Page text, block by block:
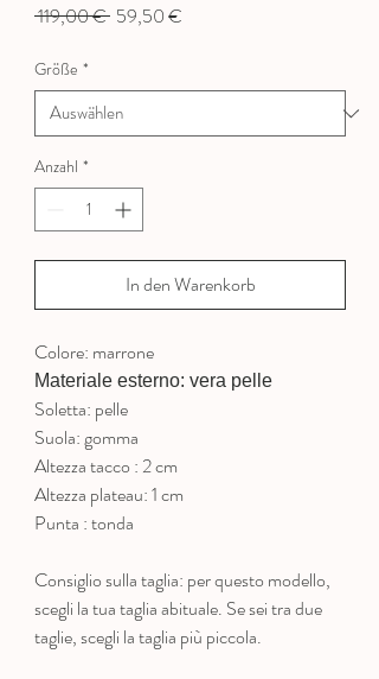
119,00 € Standardpreis
59,50 €
Größe *
Anzahl *
In den Warenkorb
Colore: marrone
Materiale esterno: vera pelle
Soletta: pelle
Suola: gomma
Altezza tacco : 2 cm
Altezza plateau: 1 cm
Punta : tonda
Consiglio sulla taglia: per questo modello,
scegli la tua taglia abituale. Se sei tra due
taglie, scegli la taglia più piccola.